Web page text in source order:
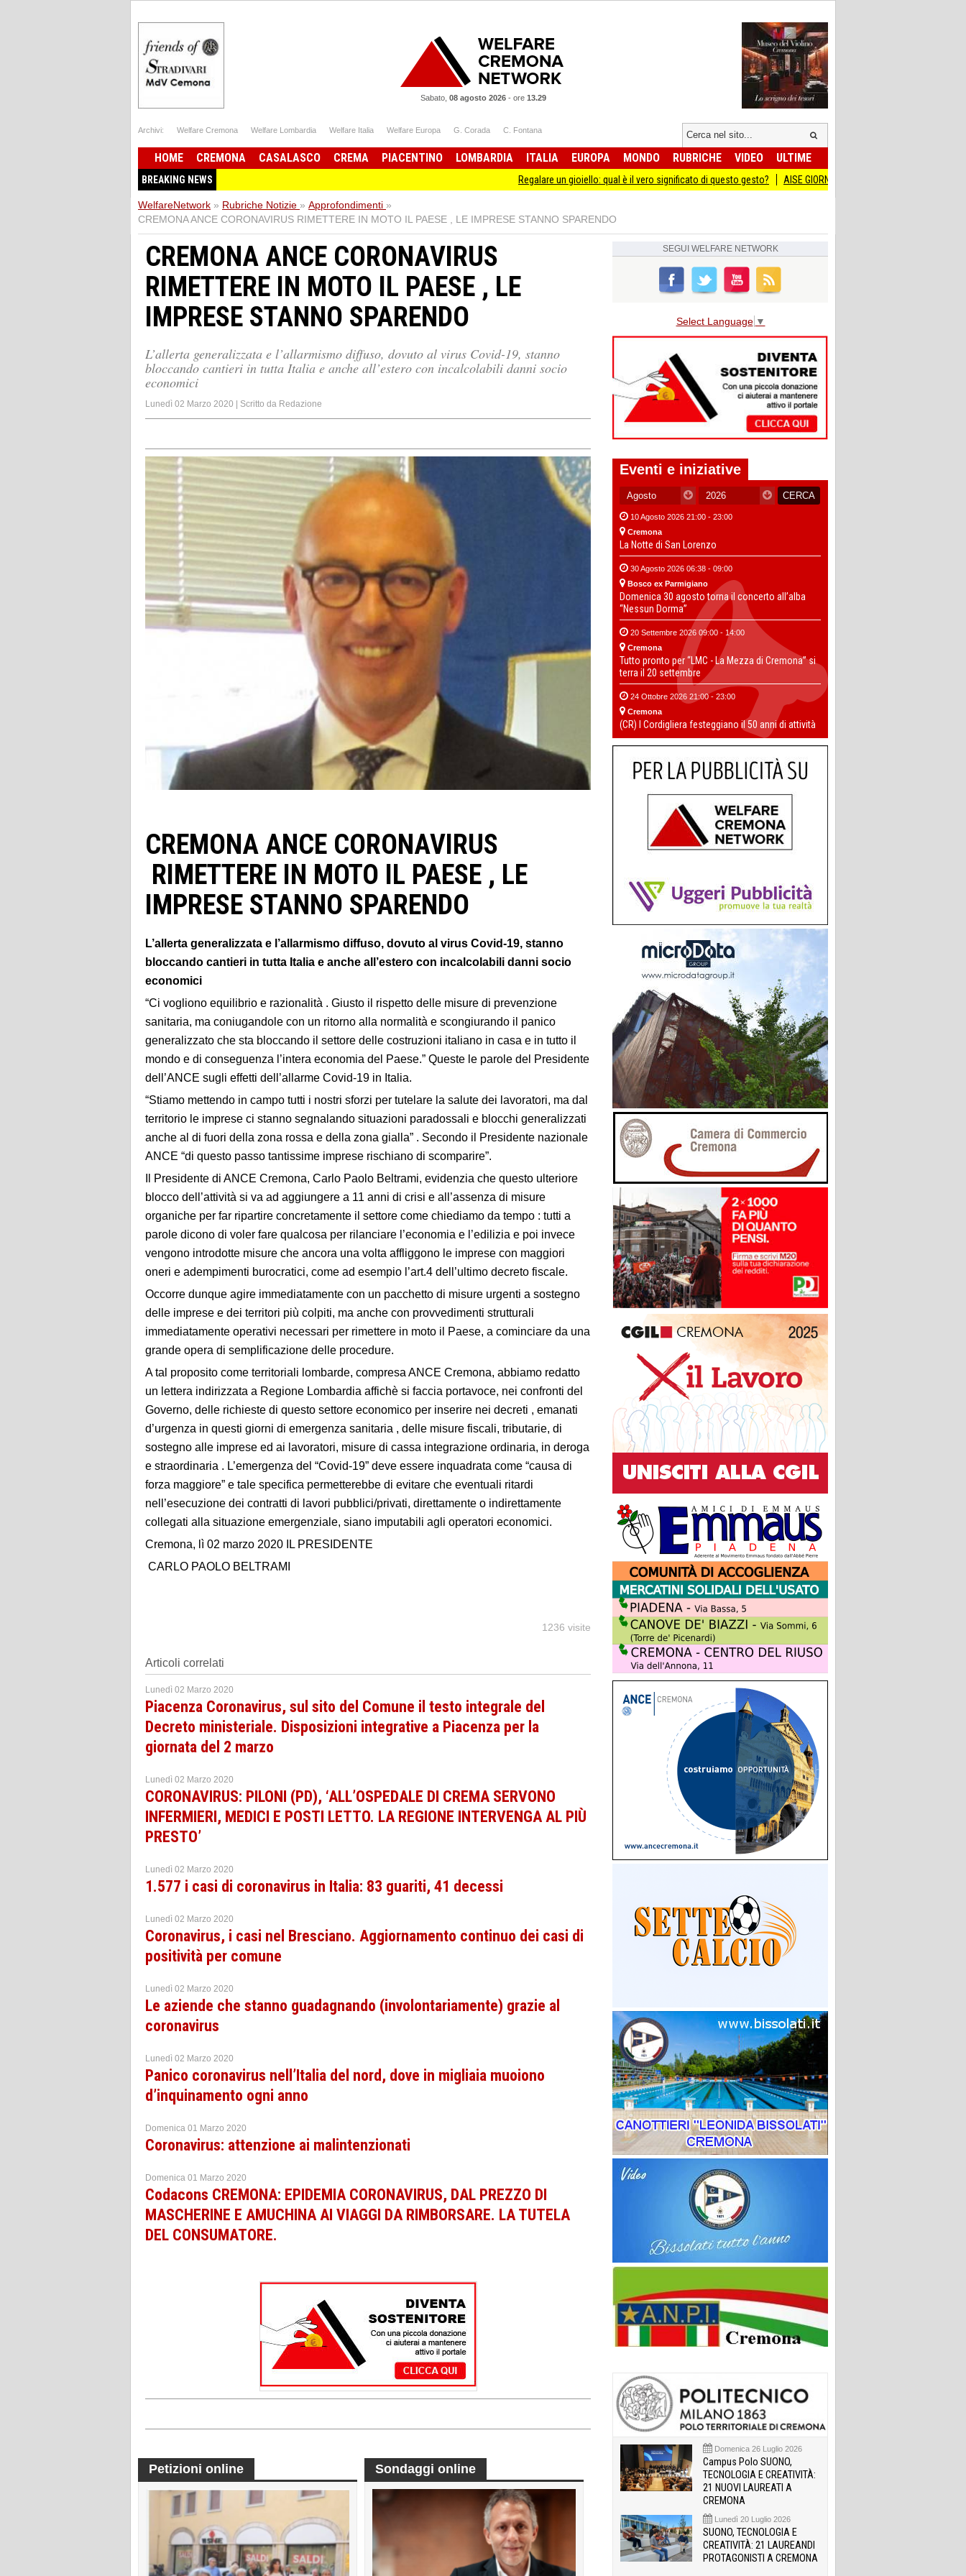
Sabato, 08 agosto 2026- ore 13.29
Archivi: Welfare Cremona Welfare Lombardia Welfare Italia Welfare Europa G. Corada C. Fontana
HOME CREMONA CASALASCO CREMA PIACENTINO LOMBARDIA ITALIA EUROPA MONDO RUBRICHE VIDEO ULTIME
BREAKING NEWS Regalare un gioiello: qual è il vero significato di questo gesto? AISE GIORNATA DEL SACRIFICIO DEL LAVORO ITALIANO
WelfareNetwork » Rubriche Notizie » Approfondimenti »
CREMONA ANCE CORONAVIRUS RIMETTERE IN MOTO IL PAESE , LE IMPRESE STANNO SPARENDO
CREMONA ANCE CORONAVIRUS
RIMETTERE IN MOTO IL PAESE , LE
IMPRESE STANNO SPARENDO
L’allerta generalizzata e l’allarmismo diffuso, dovuto al virus Covid-19, stanno
bloccando cantieri in tutta Italia e anche all’estero con incalcolabili danni socio
economici
Lunedì 02 Marzo 2020 | Scritto da Redazione
CREMONA ANCE CORONAVIRUS
RIMETTERE IN MOTO IL PAESE , LE
IMPRESE STANNO SPARENDO
L’allerta generalizzata e l’allarmismo diffuso, dovuto al virus Covid-19, stanno
bloccando cantieri in tutta Italia e anche all’estero con incalcolabili danni socio
economici
“Ci vogliono equilibrio e razionalità . Giusto il rispetto delle misure di prevenzione
sanitaria, ma coniugandole con un ritorno alla normalità e scongiurando il panico
generalizzato che sta bloccando il settore delle costruzioni italiano in casa e in tutto il
mondo e di conseguenza l’intera economia del Paese.” Queste le parole del Presidente
dell’ANCE sugli effetti dell’allarme Covid-19 in Italia.
“Stiamo mettendo in campo tutti i nostri sforzi per tutelare la salute dei lavoratori, ma dal
territorio le imprese ci stanno segnalando situazioni paradossali e blocchi generalizzati
anche al di fuori della zona rossa e della zona gialla” . Secondo il Presidente nazionale
ANCE “di questo passo tantissime imprese rischiano di scomparire”.
Il Presidente di ANCE Cremona, Carlo Paolo Beltrami, evidenzia che questo ulteriore
blocco dell’attività si va ad aggiungere a 11 anni di crisi e all’assenza di misure
organiche per far ripartire concretamente il settore come chiediamo da tempo : tutti a
parole dicono di voler fare qualcosa per rilanciare l’economia e l’edilizia e poi invece
vengono introdotte misure che ancora una volta affliggono le imprese con maggiori
oneri e adempimenti burocratici, come ad esempio l’art.4 dell’ultimo decreto fiscale.
Occorre dunque agire immediatamente con un pacchetto di misure urgenti a sostegno
delle imprese e dei territori più colpiti, ma anche con provvedimenti strutturali
immediatamente operativi necessari per rimettere in moto il Paese, a cominciare da una
grande opera di semplificazione delle procedure.
A tal proposito come territoriali lombarde, compresa ANCE Cremona, abbiamo redatto
un lettera indirizzata a Regione Lombardia affichè si faccia portavoce, nei confronti del
Governo, delle richieste di questo settore economico per inserire nei decreti , emanati
d’urgenza in questi giorni di emergenza sanitaria , delle misure fiscali, tributarie, di
sostegno alle imprese ed ai lavoratori, misure di cassa integrazione ordinaria, in deroga
e straordinaria . L’emergenza del “Covid-19” deve essere inquadrata come “causa di
forza maggiore” e tale specifica permetterebbe di evitare che eventuali ritardi
nell’esecuzione dei contratti di lavori pubblici/privati, direttamente o indirettamente
collegati alla situazione emergenziale, siano imputabili agli operatori economici.
Cremona, lì 02 marzo 2020 IL PRESIDENTE
CARLO PAOLO BELTRAMI
1236 visite
Articoli correlati
Lunedì 02 Marzo 2020
Piacenza Coronavirus, sul sito del Comune il testo integrale del
Decreto ministeriale. Disposizioni integrative a Piacenza per la
giornata del 2 marzo
Lunedì 02 Marzo 2020
CORONAVIRUS: PILONI (PD), ‘ALL’OSPEDALE DI CREMA SERVONO
INFERMIERI, MEDICI E POSTI LETTO. LA REGIONE INTERVENGA AL PIÙ
PRESTO’
Lunedì 02 Marzo 2020
1.577 i casi di coronavirus in Italia: 83 guariti, 41 decessi
Lunedì 02 Marzo 2020
Coronavirus, i casi nel Bresciano. Aggiornamento continuo dei casi di
positività per comune
Lunedì 02 Marzo 2020
Le aziende che stanno guadagnando (involontariamente) grazie al
coronavirus
Lunedì 02 Marzo 2020
Panico coronavirus nell’Italia del nord, dove in migliaia muoiono
d’inquinamento ogni anno
Domenica 01 Marzo 2020
Coronavirus: attenzione ai malintenzionati
Domenica 01 Marzo 2020
Codacons CREMONA: EPIDEMIA CORONAVIRUS, DAL PREZZO DI
MASCHERINE E AMUCHINA AI VIAGGI DA RIMBORSARE. LA TUTELA
DEL CONSUMATORE.
Petizioni online Sondaggi online
SEGUI WELFARE NETWORK
Select Language ▼
Eventi e iniziative
10 Agosto 2026 21:00 - 23:00
Cremona
La Notte di San Lorenzo
30 Agosto 2026 06:38 - 09:00
Bosco ex Parmigiano
Domenica 30 agosto torna il concerto all’alba
“Nessun Dorma”
20 Settembre 2026 09:00 - 14:00
Cremona
Tutto pronto per “LMC - La Mezza di Cremona” si
terra il 20 settembre
24 Ottobre 2026 21:00 - 23:00
Cremona
(CR) I Cordigliera festeggiano il 50 anni di attività
Domenica 26 Luglio 2026
Campus Polo SUONO,
TECNOLOGIA E CREATIVITÀ:
21 NUOVI LAUREATI A
CREMONA
Lunedì 20 Luglio 2026
SUONO, TECNOLOGIA E
CREATIVITÀ: 21 LAUREANDI
PROTAGONISTI A CREMONA